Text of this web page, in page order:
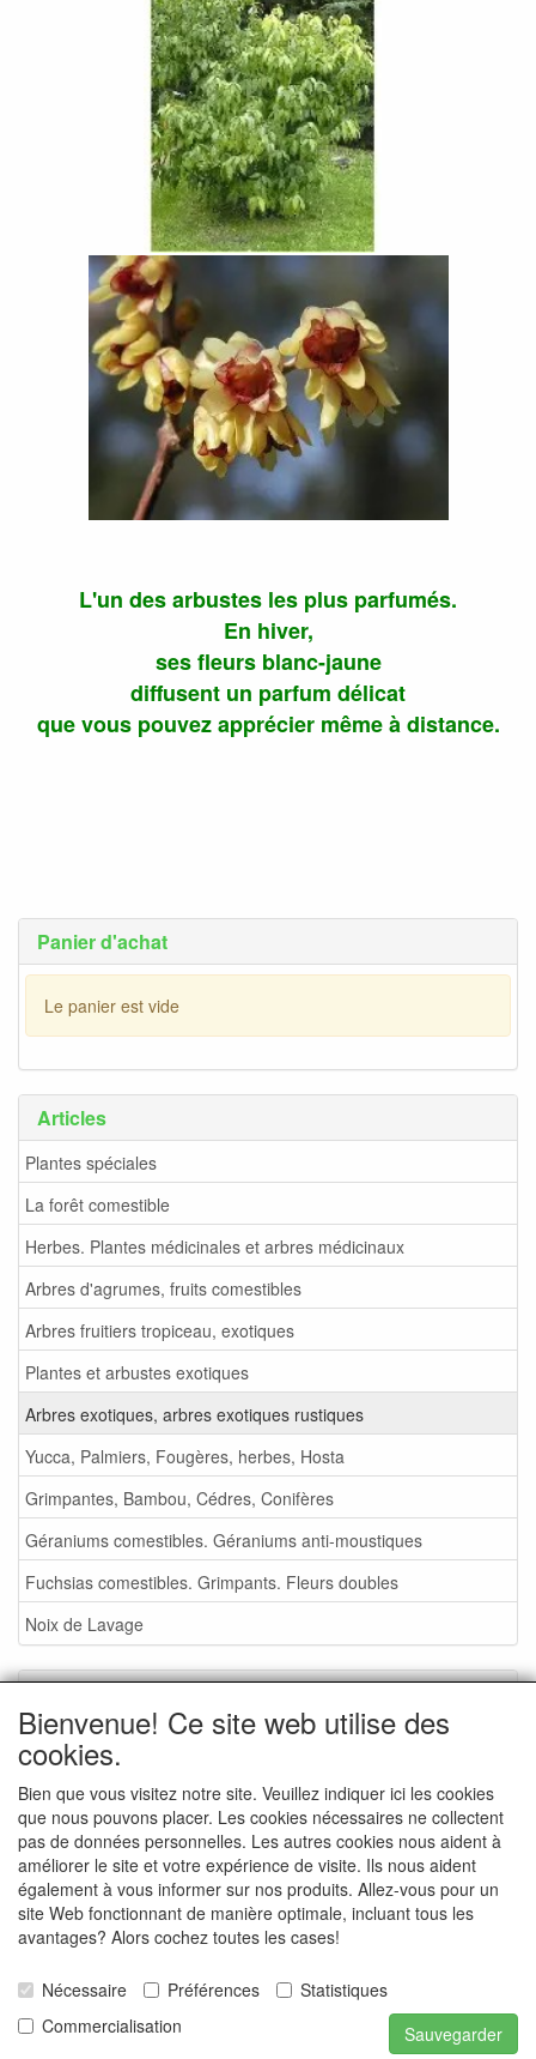
Panier d'achat
Le panier est vide
Articles
Plantes spéciales
La forêt comestible
Herbes. Plantes médicinales et arbres médicinaux
Arbres d'agrumes, fruits comestibles
Arbres fruitiers tropiceau, exotiques
Plantes et arbustes exotiques
Arbres exotiques, arbres exotiques rustiques
Yucca, Palmiers, Fougères, herbes, Hosta
Grimpantes, Bambou, Cédres, Conifères
Géraniums comestibles. Géraniums anti-moustiques
Fuchsias comestibles. Grimpants. Fleurs doubles
Noix de Lavage
Foire aux plantes 2026
Conditions de vente
Commande - info
Contact
Photos de la pépinière
Photos d'événements
L'un des arbustes les plus parfumés.
En hiver,
ses fleurs blanc-jaune
diffusent un parfum délicat
que vous pouvez apprécier même à distance.
Bienvenue! Ce site web utilise des
cookies.
Bien que vous visitez notre site. Veuillez indiquer ici les cookies
que nous pouvons placer. Les cookies nécessaires ne collectent
pas de données personnelles. Les autres cookies nous aident à
améliorer le site et votre expérience de visite. Ils nous aident
également à vous informer sur nos produits. Allez-vous pour un
site Web fonctionnant de manière optimale, incluant tous les
avantages? Alors cochez toutes les cases!
Nécessaire Préférences
Statistiques
Commercialisation
Sauvegarder